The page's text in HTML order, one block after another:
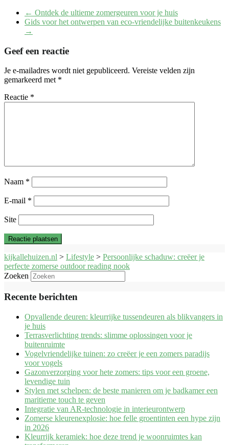
← Ontdek de ultieme zomergeuren voor je huis
Gids voor het ontwerpen van eco-vriendelijke buitenkeukens
→
Geef een reactie
Je e-mailadres wordt niet gepubliceerd. Vereiste velden zijn
gemarkeerd met *
Reactie *
Naam *
E-mail *
Site
kijkallehuizen.nl > Lifestyle > Persoonlijke schaduw: creëer je
perfecte zomerse outdoor reading nook
Zoeken
Recente berichten
Opvallende deuren: kleurrijke tussendeuren als blikvangers in
je huis
Terrasverlichting trends: slimme oplossingen voor je
buitenruimte
Vogelvriendelijke tuinen: zo creëer je een zomers paradijs
voor vogels
Gazonverzorging voor hete zomers: tips voor een groene,
levendige tuin
Stylen met schelpen: de beste manieren om je badkamer een
maritieme touch te geven
Integratie van AR-technologie in interieurontwerp
Zomerse kleurenexplosie: hoe felle groentinten een hype zijn
in 2026
Kleurrijk keramiek: hoe deze trend je woonruimtes kan